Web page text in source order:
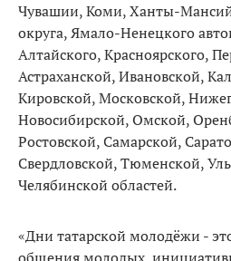
Чувашии, Коми, Ханты-
округа, Ямало-Ненецкого
Алтайского, Красноярского,
Астраханской, Ивановской,
Кировской, Московской,
Новосибирской, Омской,
Ростовской, Самарской,
Свердловской, Тюменской,
Челябинской областей.
«Дни татарской молодёжи -